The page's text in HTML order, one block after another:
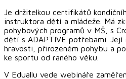
Je držitelkou certifikátů
instruktora dětí a mládeže. Má
pohybových programů v MŠ, s
dětí s ADAPTIVE potřebami.
hravosti, přirozeném pohybu a
ke sportu od raného věku.
V Eduallu vede webináře